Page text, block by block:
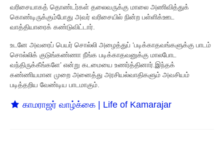
சிறப்பு பக்கங்கள்
மணி மொழிகள்
கல்வி வள்ளல்
வரிசையாகத் தொண்டர்கள் தலைவருக்கு மாலை அணிவித்துக்
கொண்டிருக்கும்போது அவர் வரிசையில் நின்ற பள்ளிக்ஊட
வாத்தியாரைக் கண்டுவிட்டார்.
உடனே அவரைப் பெயர் சொல்லி அழைத்துப் ‘படிக்காதவங்களுக்கு பாடம்
சொல்லிக் குடுங்கண்ணா நீங்க படிக்காதவனுக்கு மாலபோட
வந்திருக்கீங்களே’ என்று கடமையை உணர்த்தினார்.இந்தக்
கண்ணியமான முறை அனைத்து அரசியல்வாதிகளும் அவசியம்
படித்தறிய வேண்டிய பாடமாகும்.
காமராஜர் வாழ்க்கை | Life of Kamarajar